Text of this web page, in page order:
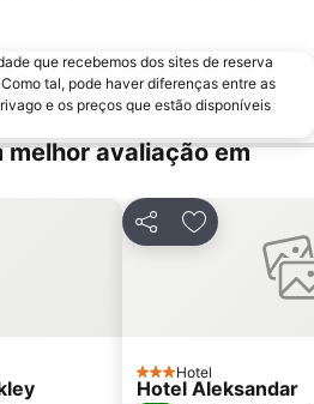
que recebemos dos sites de reserva
tal, pode haver diferenças entre as
e os preços que estão disponíveis
melhor avaliação em
PartilharAdicionar
3 Estrelas
Hotel
Hotel Aleksandar